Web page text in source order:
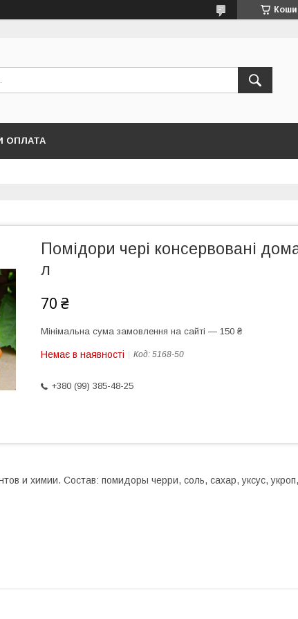
ОПЛАТА
Помідори чері консервовані
л
70 ₴
Мінімальна сума замовлення на сайті — 150 ₴
Немає в наявності Код: 5168-50
+380 (99) 385-48-25
и химии. Состав: помидоры черри, соль, сахар, уксус,